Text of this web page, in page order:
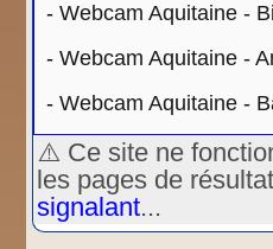
- Webcam Aquitaine -
- Webcam Aquitaine -
- Webcam Aquitaine -
⚠️ Ce site ne
les pages de
signalant...